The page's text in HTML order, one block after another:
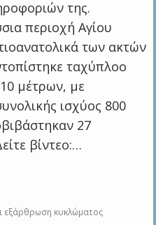
της.
περιοχή Αγίου
των ακτών
ταχύπλοο
μέτρων, με
ισχύος 800
27
βίντεο:…
εξάρθρωση κυκλώματος